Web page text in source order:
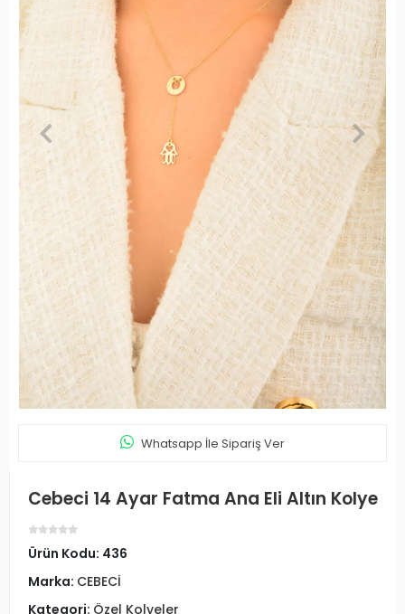
Whatsapp İle Sipariş Ver
Cebeci 14 Ayar Fatma Ana Eli Altın Kolye
Ürün Kodu: 436
Marka: CEBECİ
Kategori: Özel Kolyeler